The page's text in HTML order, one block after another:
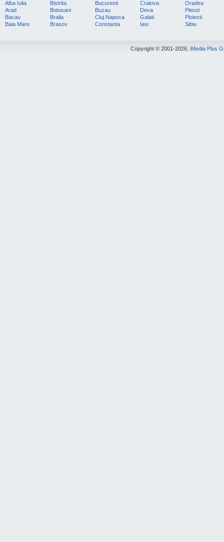
Alba Iulia
Arad
Bacau
Baia Mare
Bistrita
Botosani
Braila
Brasov
Bucuresti
Buzau
Cluj Napoca
Constanta
Craiova
Deva
Galati
Iasi
Oradea
Pitesti
Ploiesti
Sibiu
Copyright © 2001-2026, iMedia Plus